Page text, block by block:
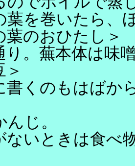
葉を巻いたら、
葉のおひたし＞
り。蕪本体は味
＞
書くのもはばか
じ。
ないときは食べ